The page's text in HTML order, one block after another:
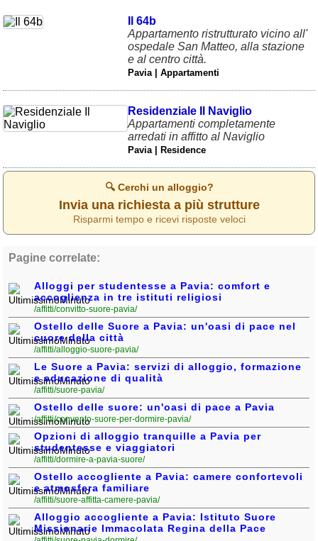
Il 64b
Appartamento ristrutturato vicino all'
ospedale San Matteo, alla stazione
e al centro città.
Pavia | Appartamenti
Residenziale Il Naviglio
Appartamenti completamente
arredati in affitto al Naviglio
Pavia | Residence
🔍 Cerchi un alloggio?
Invia una richiesta a più strutture
Risparmi tempo e ricevi risposte veloci
Pagine correlate:
Alloggi per studentesse a Pavia: comfort e
accoglienza in tre istituti religiosi
/affitti/convitto-suore-pavia/
Ostello delle Suore a Pavia: un'oasi di pace nel
cuore della città
/affitti/alloggio-suore-pavia/
Le Suore a Pavia: servizi di alloggio, formazione
e educazione di qualità
/affitti/suore-pavia/
Ostello delle suore: un'oasi di pace a Pavia
/affitti/convento-suore-per-dormire-pavia/
Opzioni di alloggio tranquille a Pavia per
studentesse e viaggiatori
/affitti/dormire-a-pavia-suore/
Ostello accogliente a Pavia: camere confortevoli
e atmosfera familiare
/affitti/suore-affitta-camere-pavia/
Alloggio accogliente a Pavia: Istituto Suore
Missionarie Immacolata Regina della Pace